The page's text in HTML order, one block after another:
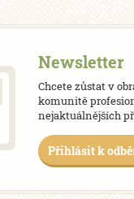
Newsletter
Chcete zůstat v
komunitě
nejaktuálnějších
Přihlásit k